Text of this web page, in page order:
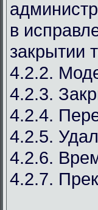
в
закрытии
4.2.2.
4.2.3.
4.2.4.
4.2.5.
4.2.6.
4.2.7.